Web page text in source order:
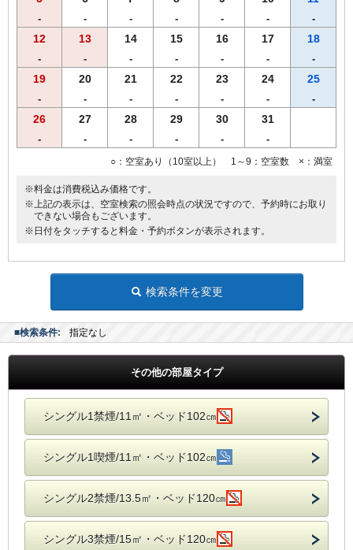
- - - - - - -
12
-
13
-
14
-
15
-
16
-
17
-
18
-
19
-
20
-
21
-
22
-
23
-
24
-
25
-
26
-
27
-
28
-
29
-
30
-
31
-
○：空室あり（10室以上） 1～9：空室数 ×：満室
※料金は消費税込み価格です。
※上記の表示は、空室検索の照会時点の状況ですので、予約時にお取り
できない場合もございます。
※日付をタッチすると料金・予約ボタンが表示されます。
検索条件を変更
■検索条件: 指定なし
その他の部屋タイプ
シングル1禁煙/11㎡・ベッド102㎝
シングル1喫煙/11㎡・ベッド102㎝
シングル2禁煙/13.5㎡・ベッド120㎝
シングル3禁煙/15㎡・ベッド120㎝